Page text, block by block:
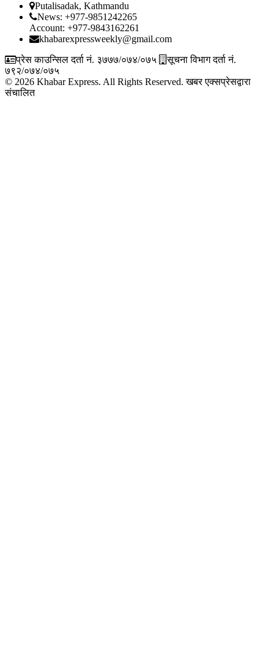
Putalisadak, Kathmandu
News: +977-9851242265
Account: +977-9843162261
khabarexpressweekly@gmail.com
प्रेस काउन्सिल दर्ता नं. ३७७७/०७४/०७५
सूचना विभाग दर्ता नं.
७९२/०७४/०७५
© 2026 Khabar Express. All Rights Reserved. खबर एक्सप्रेसद्वारा
संचालित